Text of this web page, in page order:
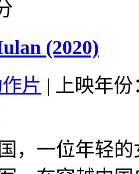
(2020)
片 |
上映年
，一位年轻